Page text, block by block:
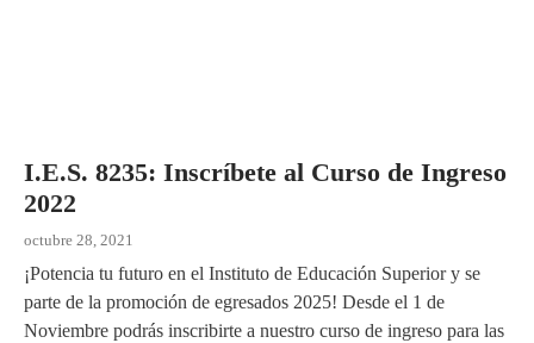
I.E.S. 8235: Inscríbete al Curso de Ingreso
2022
octubre 28, 2021
¡Potencia tu futuro en el Instituto de Educación Superior y se
parte de la promoción de egresados 2025! Desde el 1 de
Noviembre podrás inscribirte a nuestro curso de ingreso para las